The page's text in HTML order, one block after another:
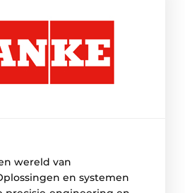
wereld van
en systemen